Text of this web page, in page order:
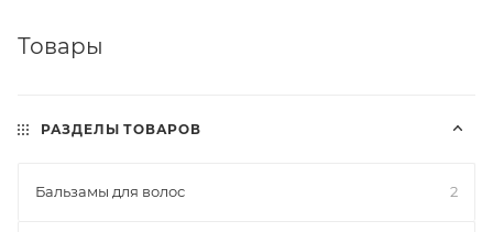
Товары
РАЗДЕЛЫ ТОВАРОВ
Бальзамы для волос 2